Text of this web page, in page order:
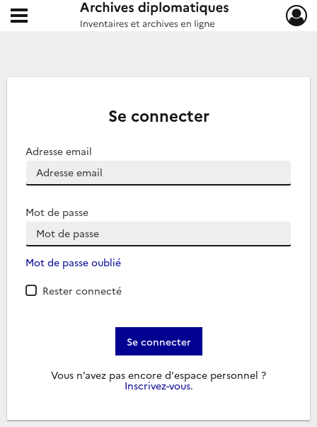
Archives diplomatiques
Ouvrir le menu déroulant
Se connecter
Adresse email
Mot de passe
Mot de passe oublié
Rester connecté
Se connecter
Vous n’avez pas encore d'espace personnel ?
Inscrivez-vous.